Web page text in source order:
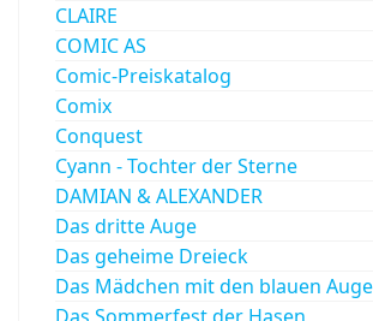
CLAIRE
COMIC AS
Comic-Preiskatalog
Comix
Conquest
Cyann - Tochter der Sterne
DAMIAN & ALEXANDER
Das dritte Auge
Das geheime Dreieck
Das Mädchen mit den blauen